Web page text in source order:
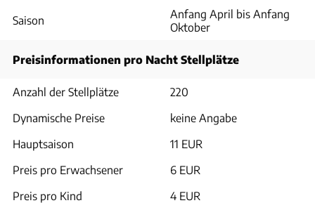
Saison
Anfang April bis Anfang
Oktober
Preisinformationen pro Nacht Stellplätze
Anzahl der Stellplätze
220
Dynamische Preise
keine Angabe
Hauptsaison
11 EUR
Preis pro Erwachsener
6 EUR
Preis pro Kind
4 EUR